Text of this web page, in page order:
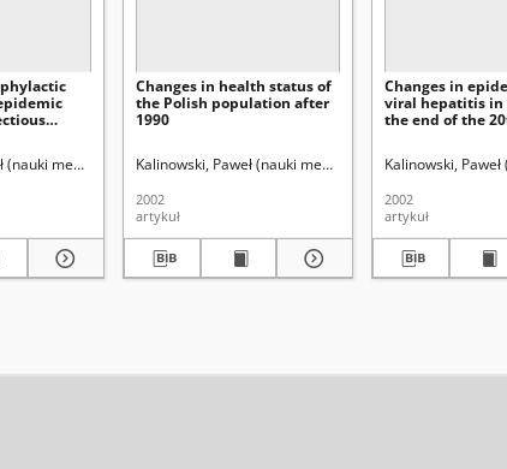
). Redaktor sekcji
1968-
(nauki medyczne). Bryc, Stanisław (1928- ). Redaktor sekcji
Changes in health status of
the Polish population after
1990
Kalinowski, Paweł (nauki medyczne) Bryc, Stanisław
2002
artykuł
Changes in
viral hepatitis in
the end of the
Kalinowski, Paweł
2002
artykuł